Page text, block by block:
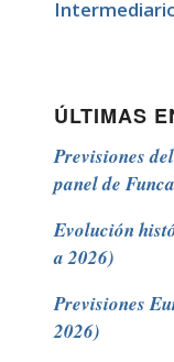
ÚLTIMAS
Previsiones
panel de
Evolución
a 2026)
Previsiones
2026)